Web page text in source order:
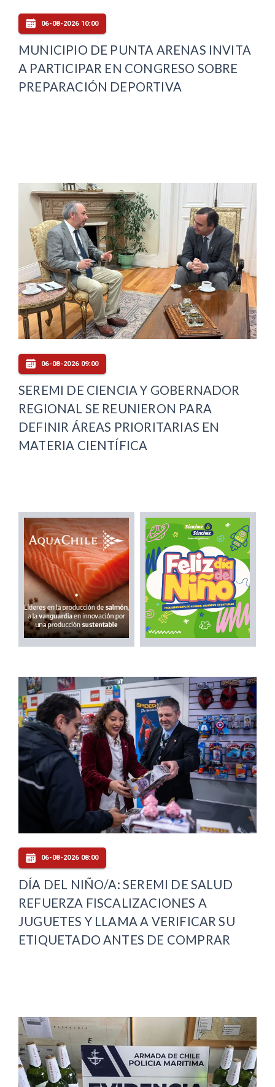
06-08-2026 10:00
MUNICIPIO DE PUNTA ARENAS INVITA
A PARTICIPAR EN CONGRESO SOBRE
PREPARACIÓN DEPORTIVA
06-08-2026 09:00
SEREMI DE CIENCIA Y GOBERNADOR
REGIONAL SE REUNIERON PARA
DEFINIR ÁREAS PRIORITARIAS EN
MATERIA CIENTÍFICA
06-08-2026 08:00
DÍA DEL NIÑO/A: SEREMI DE SALUD
REFUERZA FISCALIZACIONES A
JUGUETES Y LLAMA A VERIFICAR SU
ETIQUETADO ANTES DE COMPRAR